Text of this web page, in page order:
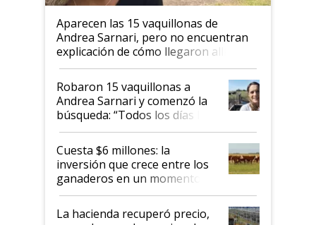
Aparecen las 15 vaquillonas de
Andrea Sarnari, pero no encuentran
explicación de cómo llegaron allí
Robaron 15 vaquillonas a
Andrea Sarnari y comenzó la
búsqueda: “Todos los días le
toca a algún productor”
Cuesta $6 millones: la
inversión que crece entre los
ganaderos en un momento
histórico para la actividad
La hacienda recuperó precio,